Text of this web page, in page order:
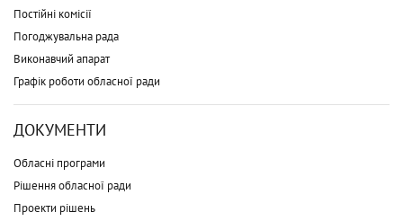
Постійні комісії
Погоджувальна рада
Виконавчий апарат
Графік роботи обласної ради
ДОКУМЕНТИ
Обласні програми
Рішення обласної ради
Проекти рішень